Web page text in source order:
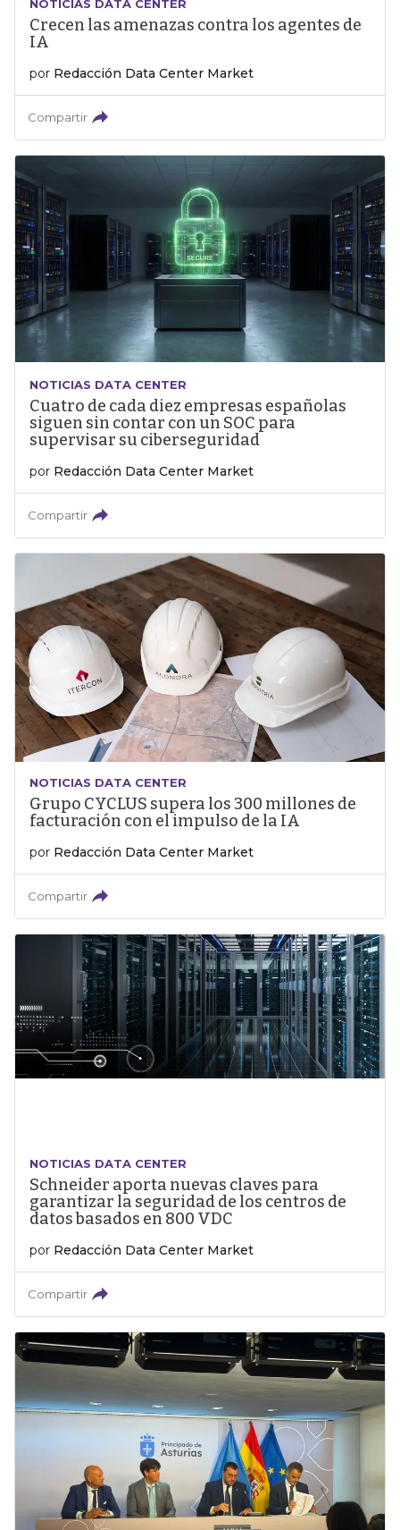
NOTICIAS DATA CENTER
Crecen las amenazas contra los agentes de
IA
por Redacción Data Center Market
Compartir
NOTICIAS DATA CENTER
Cuatro de cada diez empresas españolas
siguen sin contar con un SOC para
supervisar su ciberseguridad
por Redacción Data Center Market
Compartir
NOTICIAS DATA CENTER
Grupo CYCLUS supera los 300 millones de
facturación con el impulso de la IA
por Redacción Data Center Market
Compartir
NOTICIAS DATA CENTER
Schneider aporta nuevas claves para
garantizar la seguridad de los centros de
datos basados en 800 VDC
por Redacción Data Center Market
Compartir